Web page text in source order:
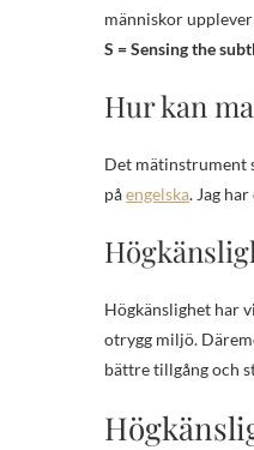
människor
S = Sensing the
Hur kan
Det mätinstrument
påengelska. Jag
Högkänslighet har
otrygg miljö.
bättre tillgång och